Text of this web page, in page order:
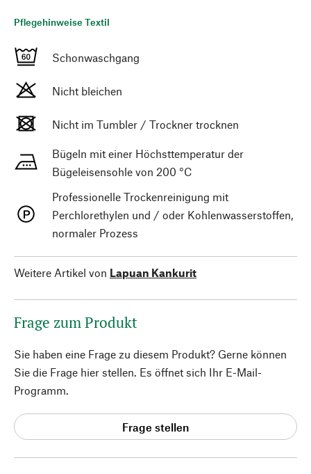
Pflegehinweise Textil
Schonwaschgang
Nicht bleichen
Nicht im Tumbler / Trockner trocknen
Bügeln mit einer Höchsttemperatur der
Bügeleisensohle von 200 °C
Professionelle Trockenreinigung mit
Perchlorethylen und / oder Kohlenwasserstoffen,
normaler Prozess
Weitere Artikel von Lapuan Kankurit
Frage zum Produkt
Sie haben eine Frage zu diesem Produkt? Gerne können
Sie die Frage hier stellen. Es öffnet sich Ihr E-Mail-
Programm.
Frage stellen